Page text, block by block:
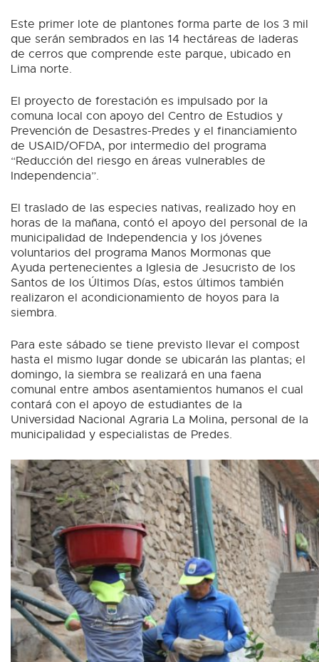
Este primer lote de plantones forma parte de los 3 mil
que serán sembrados en las 14 hectáreas de laderas
de cerros que comprende este parque, ubicado en
Lima norte.
El proyecto de forestación es impulsado por la
comuna local con apoyo del Centro de Estudios y
Prevención de Desastres-Predes y el financiamiento
de USAID/OFDA, por intermedio del programa
“Reducción del riesgo en áreas vulnerables de
Independencia”.
El traslado de las especies nativas, realizado hoy en
horas de la mañana, contó el apoyo del personal de la
municipalidad de Independencia y los jóvenes
voluntarios del programa Manos Mormonas que
Ayuda pertenecientes a Iglesia de Jesucristo de los
Santos de los Últimos Días, estos últimos también
realizaron el acondicionamiento de hoyos para la
siembra.
Para este sábado se tiene previsto llevar el compost
hasta el mismo lugar donde se ubicarán las plantas; el
domingo, la siembra se realizará en una faena
comunal entre ambos asentamientos humanos el cual
contará con el apoyo de estudiantes de la
Universidad Nacional Agraria La Molina, personal de la
municipalidad y especialistas de Predes.